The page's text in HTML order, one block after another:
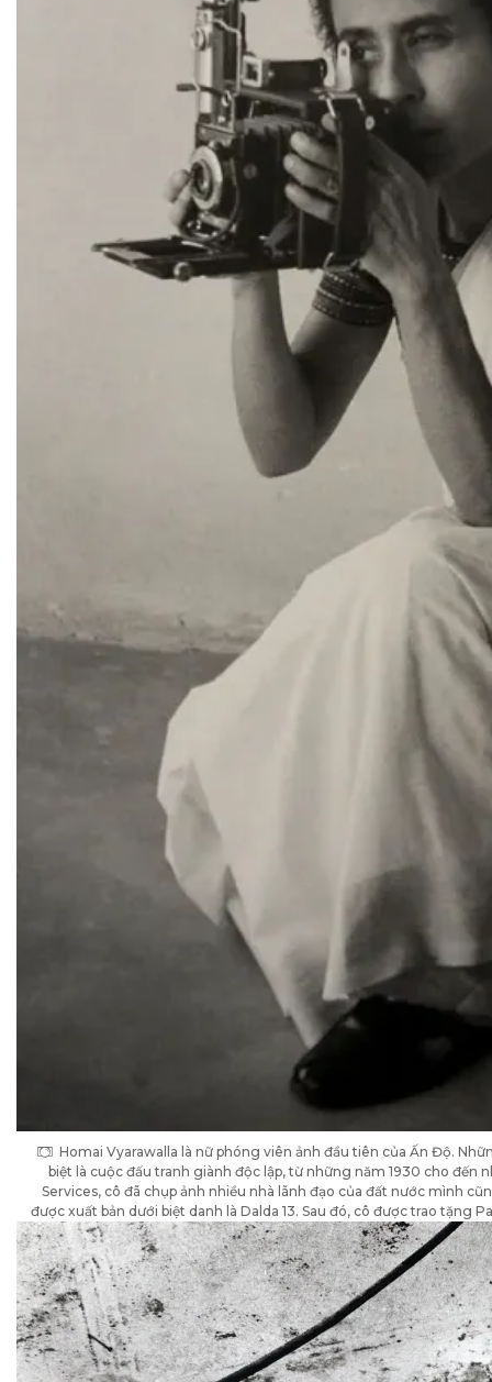
Homai Vyarawalla là nữ phóng viên ảnh đầu tiên của Ấn Độ.
biệt là cuộc đấu tranh giành độc lập, từ những năm 1930 cho
Services, cô đã chụp ảnh nhiều nhà lãnh đạo của đất nước mình
được xuất bản dưới biệt danh là Dalda 13. Sau đó, cô được trao tặng